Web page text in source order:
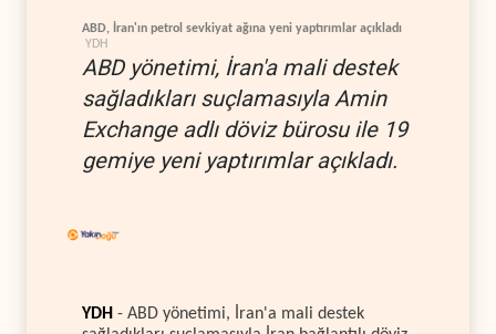
ABD, İran'ın petrol sevkiyat ağına yeni yaptırımlar açıkladı
YDH
ABD yönetimi, İran'a mali destek
sağladıkları suçlamasıyla Amin
Exchange adlı döviz bürosu ile 19
gemiye yeni yaptırımlar açıkladı.
YDH - ABD yönetimi, İran'a mali destek